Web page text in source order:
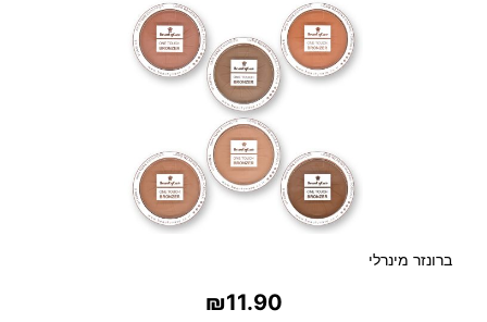
ברונזר מינרלי
₪11.90